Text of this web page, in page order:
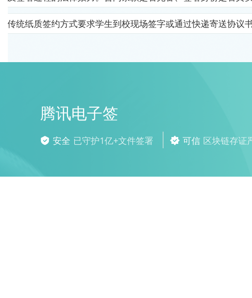
统纸质签约方式要求学生到校现场签字或通过快递寄送
腾讯电子签
安全 已守护1亿+文件签署 可信 区块链存证